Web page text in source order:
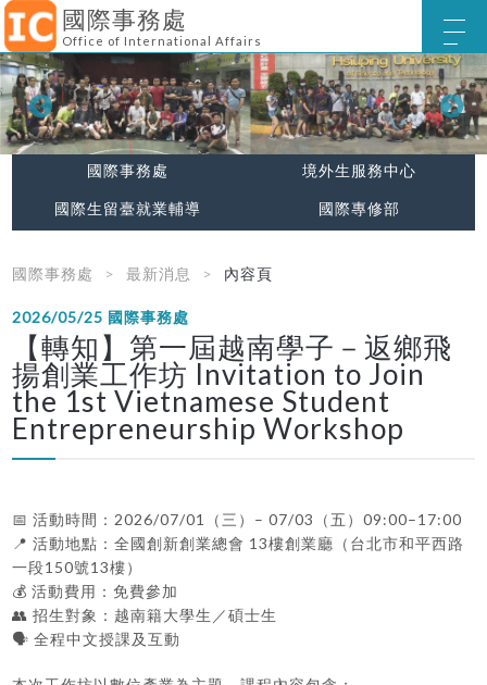
國際事務處
Office of International Affairs
國際事務處 境外生服務中心
國際生留臺就業輔導 國際專修部
國際事務處 最新消息 內容頁
2026/05/25 國際事務處
【轉知】第一屆越南學子－返鄉飛
揚創業工作坊 Invitation to Join
the 1st Vietnamese Student
Entrepreneurship Workshop
📅 活動時間：2026/07/01（三）– 07/03（五）09:00–17:00
📍 活動地點：全國創新創業總會 13樓創業廳（台北市和平西路
一段150號13樓）
💰 活動費用：免費參加
👥 招生對象：越南籍大學生／碩士生
🗣 全程中文授課及互動